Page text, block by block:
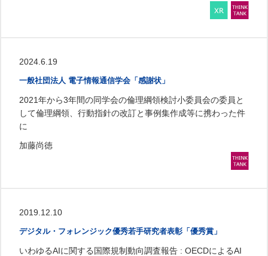
2024.6.19
一般社団法人 電子情報通信学会「感謝状」
2021年から3年間の同学会の倫理綱領検討小委員会の委員と
して倫理綱領、行動指針の改訂と事例集作成等に携わった件
に
加藤尚徳
2019.12.10
デジタル・フォレンジック優秀若手研究者表彰「優秀賞」
いわゆるAIに関する国際規制動向調査報告 : OECDによるAI